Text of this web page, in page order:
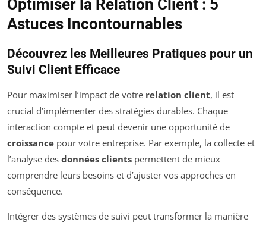
Optimiser la Relation Client : 5
Astuces Incontournables
Découvrez les Meilleures Pratiques pour un
Suivi Client Efficace
Pour maximiser l’impact de votre relation client, il est
crucial d’implémenter des stratégies durables. Chaque
interaction compte et peut devenir une opportunité de
croissance pour votre entreprise. Par exemple, la collecte et
l’analyse des données clients permettent de mieux
comprendre leurs besoins et d’ajuster vos approches en
conséquence.
Intégrer des systèmes de suivi peut transformer la manière